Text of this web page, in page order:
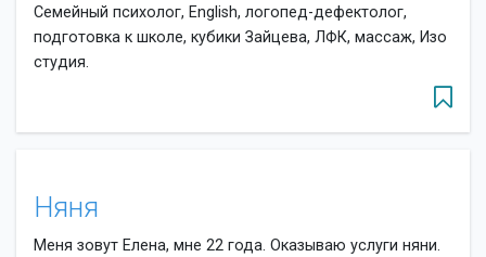
Семейный психолог, English, логопед-дефектолог,
подготовка к школе, кубики Зайцева, ЛФК, массаж, Изо
студия.
Няня
Меня зовут Елена, мне 22 года. Оказываю услуги няни.